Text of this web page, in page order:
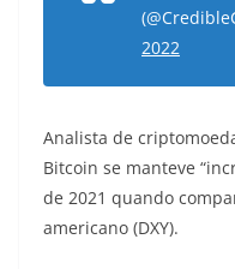
2022
Analista de
Bitcoin se manteve
de 2021 quando
americano (DXY).